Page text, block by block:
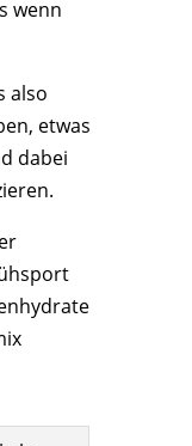
wenn
also
etwas
dabei